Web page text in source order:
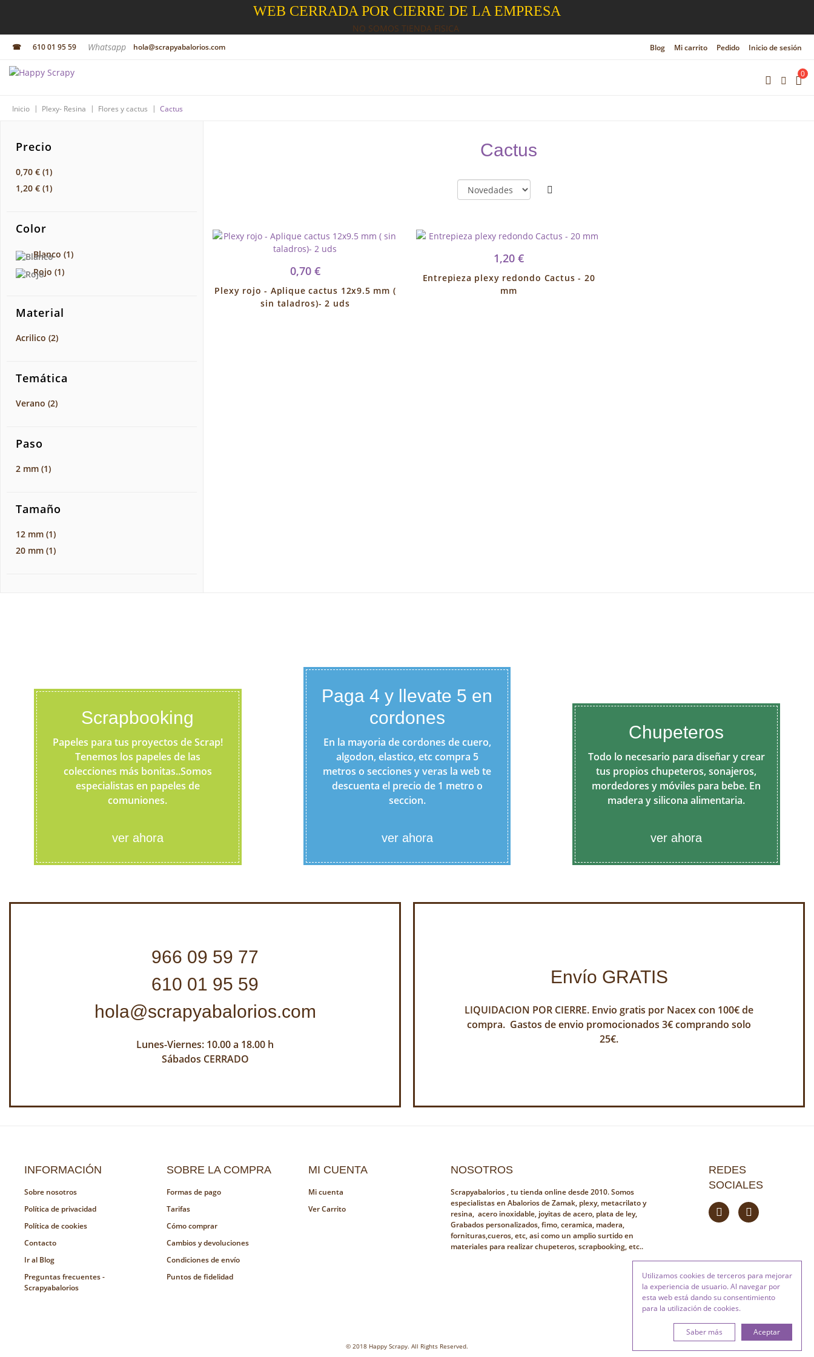
Utilizamos cookies de terceros para mejorar
la experiencia de usuario. Al navegar por
esta web está dando su consentimiento
para la utilización de cookies.
Aceptar
Saber más
WEB CERRADA POR CIERRE DE LA EMPRESA
NO SOMOS TIENDA FISICA
☎ 610 01 95 59 Whatsapp hola@scrapyabalorios.com Blog Mi carrito Pedido Inicio de sesión
0
Inicio | Plexy- Resina | Flores y cactus | Cactus
Cactus
0,70 €
Plexy rojo - Aplique cactus 12x9.5 mm (
sin taladros)- 2 uds
1,20 €
Entrepieza plexy redondo Cactus - 20
mm
Precio
0,70 € (1)
1,20 € (1)
Color
Blanco (1)
Rojo (1)
Material
Acrilico (2)
Temática
Verano (2)
Paso
2 mm (1)
Tamaño
12 mm (1)
20 mm (1)
Scrapbooking
Papeles para tus proyectos de Scrap!
Tenemos los papeles de las
colecciones más bonitas..Somos
especialistas en papeles de
comuniones.
ver ahora
Paga 4 y llevate 5 en
cordones
En la mayoria de cordones de cuero,
algodon, elastico, etc compra 5
metros o secciones y veras la web te
descuenta el precio de 1 metro o
seccion.
ver ahora
Chupeteros
Todo lo necesario para diseñar y crear
tus propios chupeteros, sonajeros,
mordedores y móviles para bebe. En
madera y silicona alimentaria.
ver ahora
966 09 59 77
610 01 95 59
hola@scrapyabalorios.com
Lunes-Viernes: 10.00 a 18.00 h
Sábados CERRADO
Envío GRATIS
LIQUIDACION POR CIERRE. Envio gratis por Nacex con 100€ de
compra. Gastos de envio promocionados 3€ comprando solo
25€.
REDES
SOCIALES
INFORMACIÓN
Sobre nosotros
Política de privacidad
Política de cookies
Contacto
Ir al Blog
Preguntas frecuentes -
Scrapyabalorios
SOBRE LA COMPRA
Formas de pago
Tarifas
Cómo comprar
Cambios y devoluciones
Condiciones de envío
Puntos de fidelidad
MI CUENTA
Mi cuenta
Ver Carrito
NOSOTROS
Scrapyabalorios , tu tienda online desde 2010. Somos
especialistas en Abalorios de Zamak, plexy, metacrilato y
resina, acero inoxidable, joyitas de acero, plata de ley,
Grabados personalizados, fimo, ceramica, madera,
fornituras,cueros, etc, asi como un amplio surtido en
materiales para realizar chupeteros, scrapbooking, etc..
© 2018 Happy Scrapy. All Rights Reserved.